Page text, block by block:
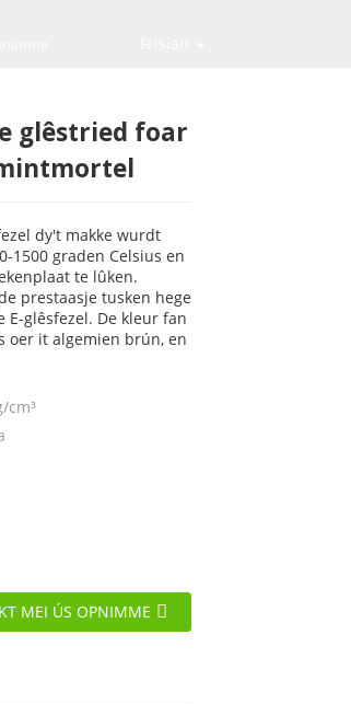
glêstried foar
dy't makke wurdt
1500 graden Celsius en
te lûken.
prestaasje tusken hege
glêsfezel. De kleur fan
oer it algemien brún, en
cm³
MEI ÚS OPNIMME